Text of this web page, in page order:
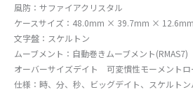
風防：サファイアクリスタル
ケースサイズ：48.0mm × 39.7mm × 12.6mm
文字盤：スケルトン
ムーブメント：自動巻きムーブメント
オーバーサイズデイト 可変慣性モーメント
仕様：時、分、秒、ビッグデイト、スケルトン